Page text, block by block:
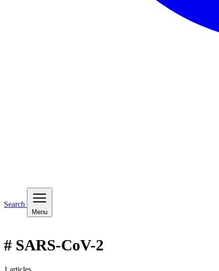
Search
Menu
# SARS-CoV-2
1 articles